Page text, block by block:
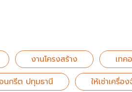
งานโครงสร้าง
เทค
นกรีต ปทุมธานี
ให้เช่าเครื่อ